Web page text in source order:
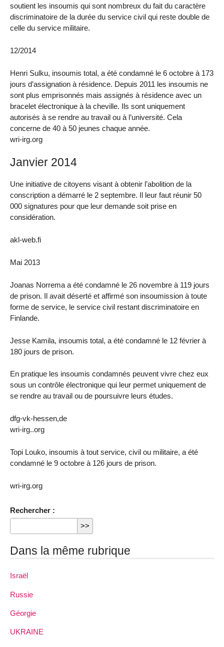
soutient les insoumis qui sont nombreux du fait du caractère
discriminatoire de la durée du service civil qui reste double de
celle du service militaire.
12/2014
Henri Sulku, insoumis total, a été condamné le 6 octobre à 173
jours d’assignation à résidence. Depuis 2011 les insoumis ne
sont plus emprisonnés mais assignés à résidence avec un
bracelet électronique à la cheville. Ils sont uniquement
autorisés à se rendre au travail ou à l’université. Cela
concerne de 40 à 50 jeunes chaque année.
wri-irg.org
Janvier 2014
Une initiative de citoyens visant à obtenir l’abolition de la
conscription a démarré le 2 septembre. Il leur faut réunir 50
000 signatures pour que leur demande soit prise en
considération.
akl-web.fi
Mai 2013
Joanas Norrema a été condamné le 26 novembre à 119 jours
de prison. Il avait déserté et affirmé son insoumission à toute
forme de service, le service civil restant discriminatoire en
Finlande.
Jesse Kamila, insoumis total, a été condamné le 12 février à
180 jours de prison.
En pratique les insoumis condamnés peuvent vivre chez eux
sous un contrôle électronique qui leur permet uniquement de
se rendre au travail ou de poursuivre leurs études.
dfg-vk-hessen,de
wri-irg..org
Topi Louko, insoumis à tout service, civil ou militaire, a été
condamné le 9 octobre à 126 jours de prison.
wri-irg.org
Rechercher :
Dans la même rubrique
Israël
Russie
Géorgie
UKRAINE